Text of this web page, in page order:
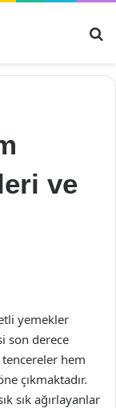
ve
yemekler
son derece
hem
çıkmaktadır.
sık ağırlayanlar